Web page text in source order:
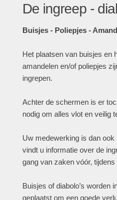
De ingreep -
Buisjes - Poliepjes -
Het plaatsen van buisjes en
amandelen en/of poliepjes
ingrepen.
Achter de schermen is er
nodig om alles vlot en veilig
Uw medewerking is dan
vindt u informatie over de
gang van zaken vóór, tijdens
Buisjes of diabolo’s worden
geplaatst om een goede